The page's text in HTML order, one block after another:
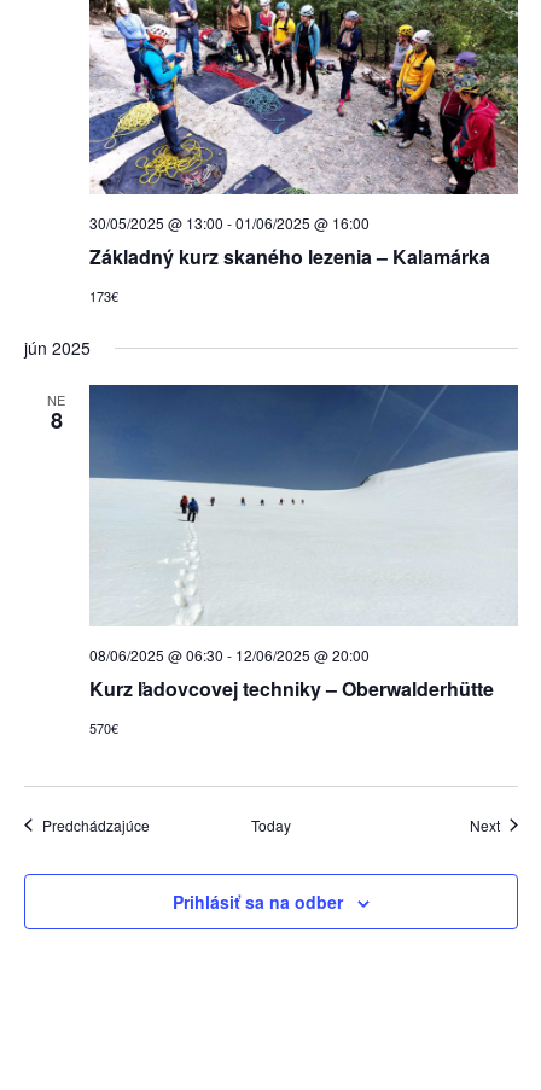
30/05/2025 @ 13:00 -01/06/2025 @ 16:00
Základný kurz skaného lezenia – Kalamárka
173€
jún 2025
NE
8
08/06/2025 @ 06:30 - 12/06/2025 @ 20:00
Kurz ľadovcovej techniky – Oberwalderhütte
570€
PredchádzajúceUdalosti Today Next
Prihlásiť sa na odber